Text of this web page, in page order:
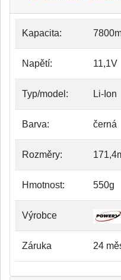
Kapacita:
Napětí: 11,1V
Typ/model: Li-Ion
Barva: černá
Rozměry:
Hmotnost: 550g
Výrobce
Záruka 24